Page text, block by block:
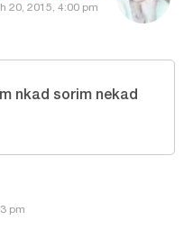
20, 2015, 4:00 pm
pm
nkad sorim nekad